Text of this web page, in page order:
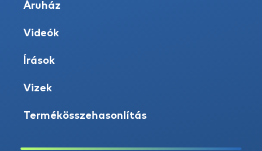
Áruház
Videók
Írások
Vizek
Termékösszehasonlítás